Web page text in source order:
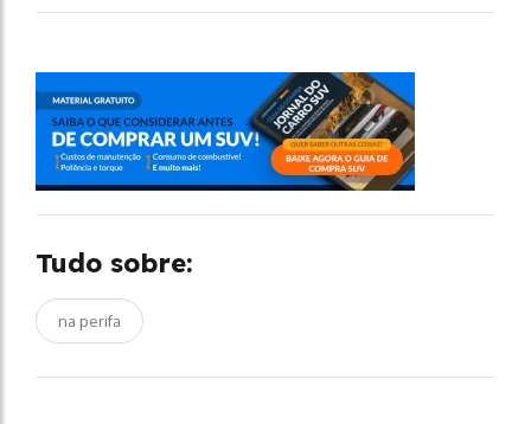
Tudo sobre:
na perifa